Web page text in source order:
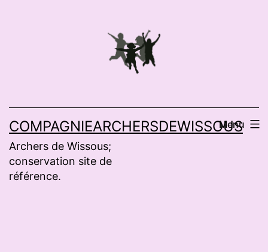
COMPAGNIEARCHERSDEWISSOUS
Archers de Wissous;
conservation site de
référence.
Menu